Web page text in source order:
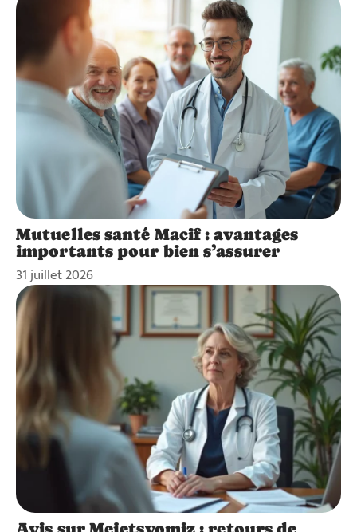
Mutuelles santé Macif : avantages
importants pour bien s’assurer
31 juillet 2026